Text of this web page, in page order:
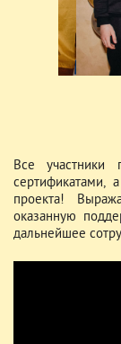
Все участники
сертификатами,
проекта!
оказанную
дальнейшее